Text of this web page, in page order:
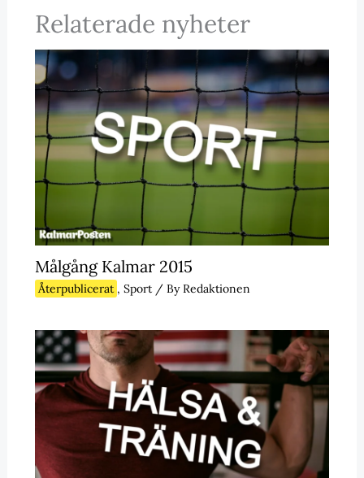
Relaterade nyheter
Målgång Kalmar 2015
Återpublicerat , Sport/ ByRedaktionen